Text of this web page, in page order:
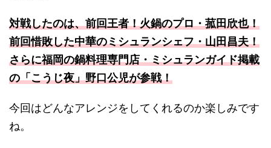
対戦したのは、前回王者！火鍋のプロ・菰田欣也！
前回惜敗した中華のミシュランシェフ・山田昌夫！
さらに福岡の鍋料理専門店・ミシュランガイド掲載
の「こうじ夜」野口公児が参戦！
今回はどんなアレンジをしてくれるのか楽しみです
ね。